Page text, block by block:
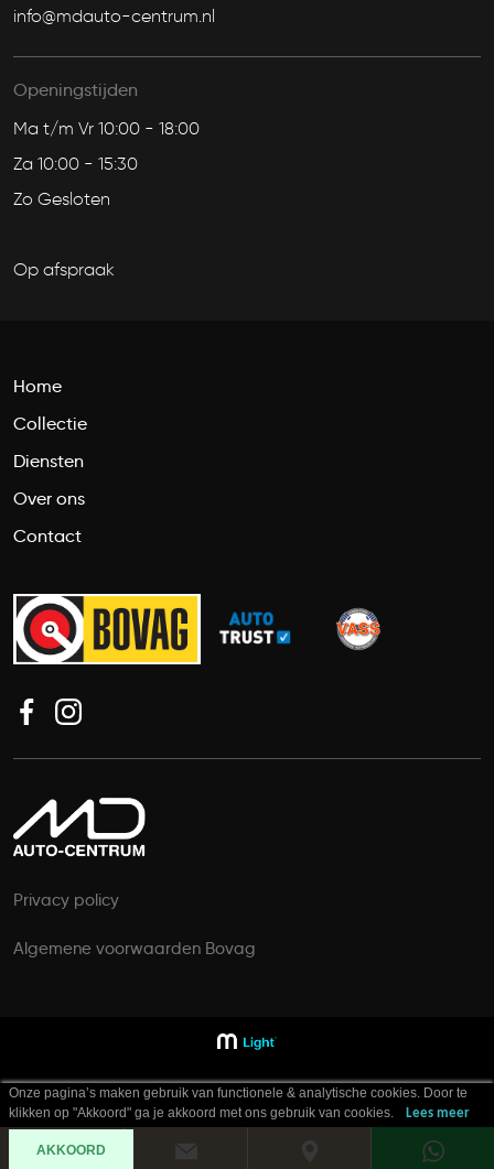
info@mdauto-centrum.nl
Openingstijden
Ma t/m Vr 10:00 - 18:00
Za 10:00 - 15:30
Zo Gesloten
Op afspraak
Home
Collectie
Diensten
Over ons
Contact
Privacy policy
Algemene voorwaarden Bovag
Onze pagina’s maken gebruik van functionele & analytische cookies. Door te
klikken op "Akkoord" ga je akkoord met ons gebruik van cookies.
Lees meer
AKKOORD